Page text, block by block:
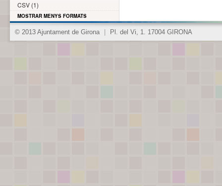
CSV (1)
MOSTRAR MENYS FORMATS
© 2013 Ajuntament de Girona Pl. del Vi, 1. 17004 GIRONA